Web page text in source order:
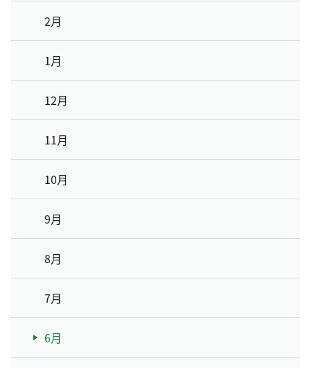
2月
1月
12月
11月
10月
9月
8月
7月
6月